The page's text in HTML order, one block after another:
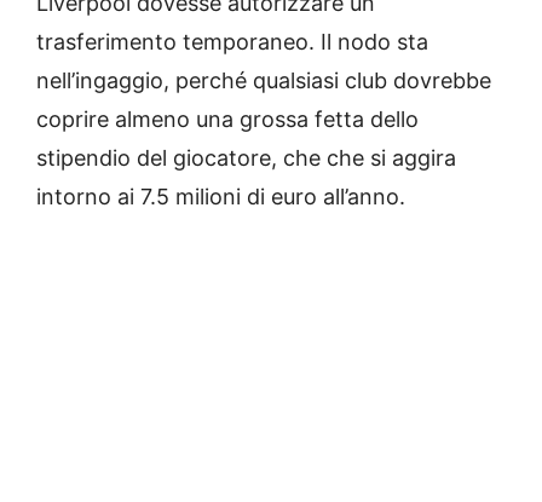
trasferimento temporaneo. Il nodo sta
nell’ingaggio, perché qualsiasi club dovrebbe
coprire almeno una grossa fetta dello
stipendio del giocatore, che che si aggira
intorno ai 7.5 milioni di euro all’anno.